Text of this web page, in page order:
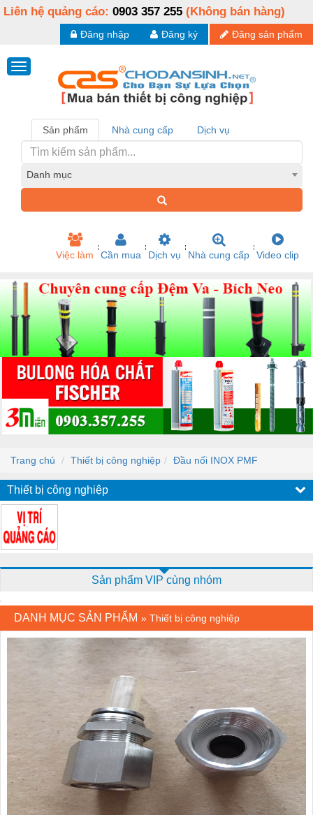
Liên hệ quảng cáo: 0903 357 255 (Không bán hàng)
Đăng sản phẩm
Đăng ký
Đăng nhập
Sản phẩm Nhà cung cấp Dịch vụ
Danh mục
Việc làm Cần mua Dịch vụ Nhà cung cấp Video clip
Trang chủ Thiết bị công nghiệp Đầu nối INOX PMF
Thiết bị công nghiệp
Sản phẩm VIP cùng nhóm
DANH MỤC SẢN PHẨM » Thiết bị công nghiệp